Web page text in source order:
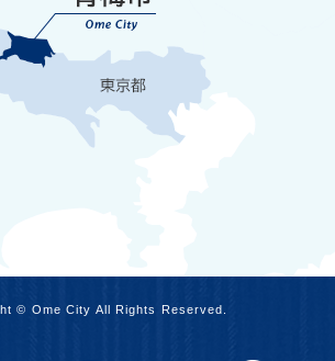
© Ome City All Rights Reserved.